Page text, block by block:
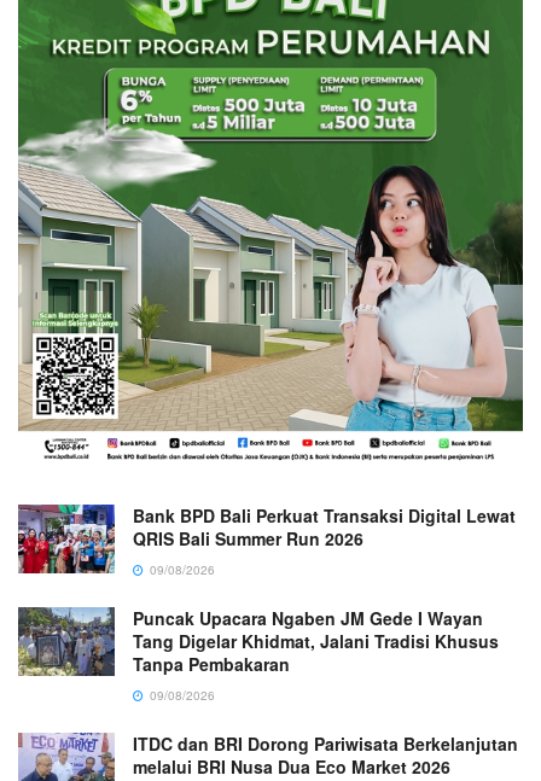
Bank BPD Bali Perkuat Transaksi Digital Lewat
QRIS Bali Summer Run 2026
09/08/2026
Puncak Upacara Ngaben JM Gede I Wayan
Tang Digelar Khidmat, Jalani Tradisi Khusus
Tanpa Pembakaran
09/08/2026
ITDC dan BRI Dorong Pariwisata Berkelanjutan
melalui BRI Nusa Dua Eco Market 2026